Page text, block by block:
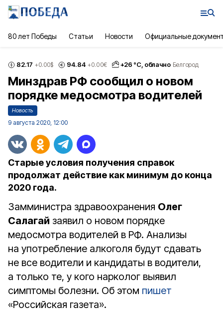
80 лет Победы Статьи Новости Официальные
82.17 +0.00$ 94.84 +0.00€ +26 °С, облачно Белгород
Минздрав РФ сообщил о новом
порядке медосмотра водителей
Новость
9 августа 2020, 12:00
Старые условия получения справок
продолжат действие как минимум до конца
2020 года.
Замминистра здравоохранения Олег
Салагай заявил о новом порядке
медосмотра водителей в РФ. Анализы
на употребление алкоголя будут сдавать
не все водители и кандидаты в водители,
а только те, у кого нарколог выявил
симптомы болезни. Об этом пишет
«Российская газета».